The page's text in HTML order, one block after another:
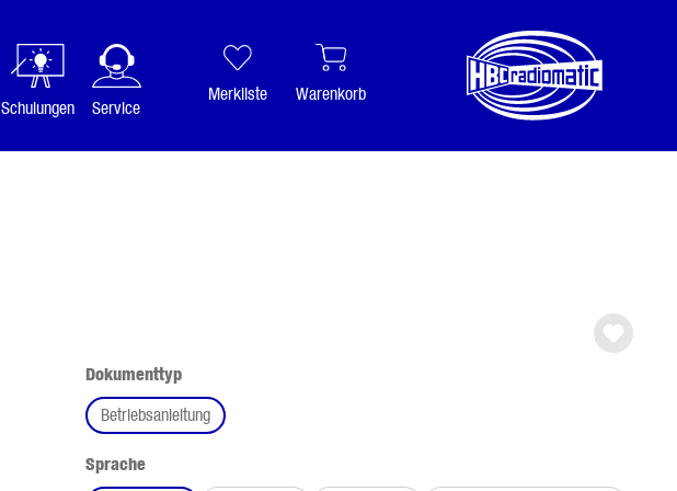
Schulungen Service
Merkliste Warenkorb
Dokumenttypauswählen
Betriebsanleitung
Spracheauswählen